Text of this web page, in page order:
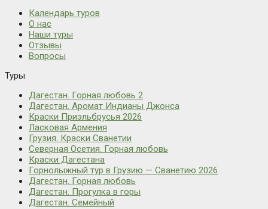
Календарь туров
О нас
Наши туры
Отзывы
Вопросы
Туры
Дагестан. Горная любовь 2
Дагестан. Аромат Индианы Джонса
Краски Приэльбрусья 2026
Ласковая Армения
Грузия. Краски Сванетии
Северная Осетия. Горная любовь
Краски Дагестана
Горнолыжный тур в Грузию — Сванетию 2026
Дагестан. Горная любовь
Дагестан. Прогулка в горы
Дагестан. Семейный